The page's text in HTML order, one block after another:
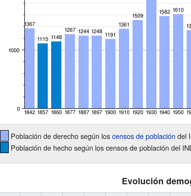
Población de derecho según loscensos de población del
Población de hecho según los censos de población del
Evolución